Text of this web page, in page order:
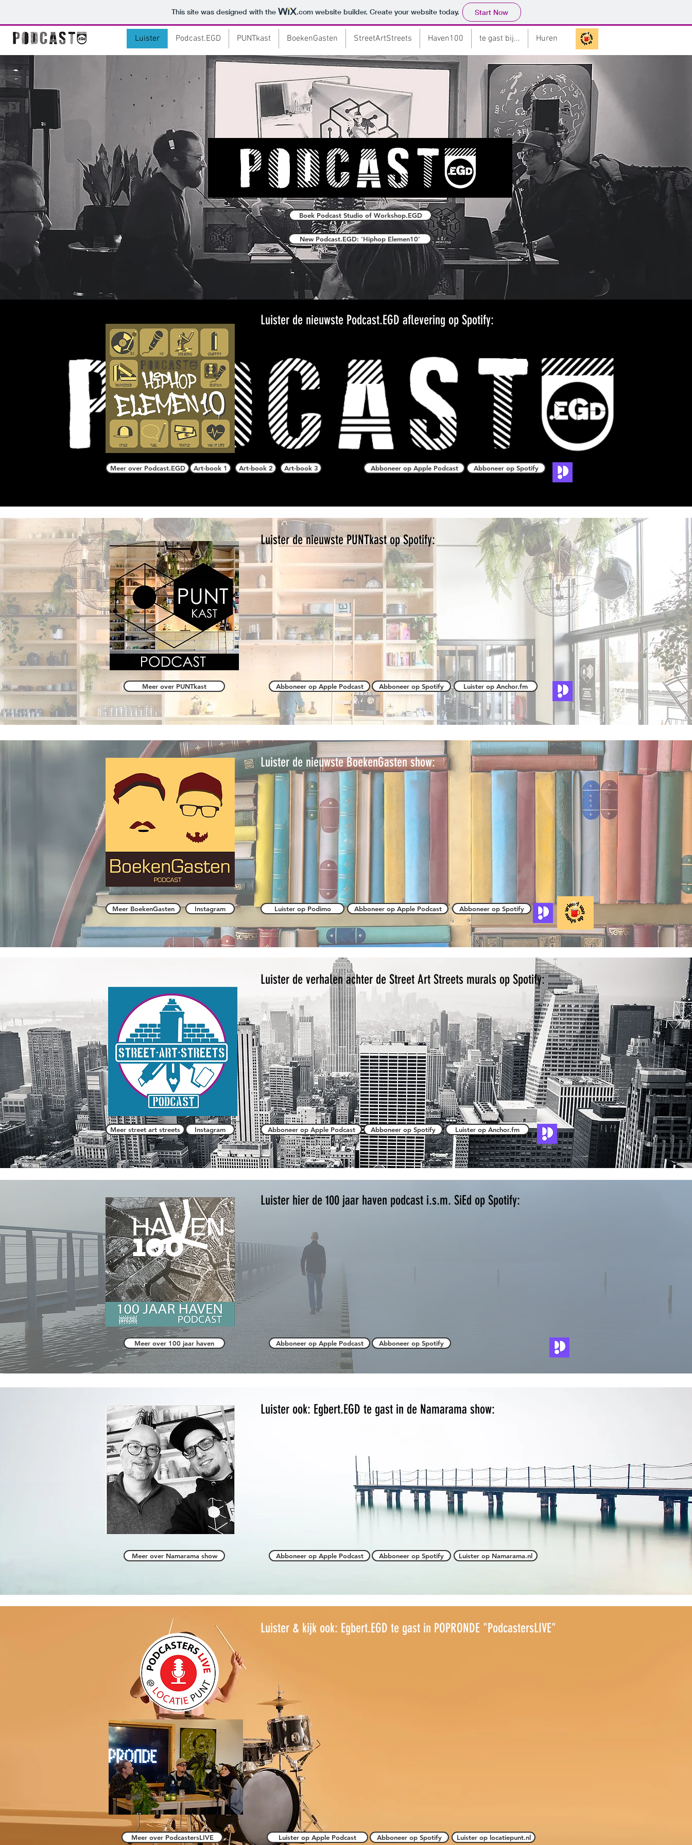
This site was designed with the .comwebsite builder. Create your website today. Start Now
Luister Podcast.EGD PUNTkast BoekenGasten StreetArtStreets Haven100 te gast bij... Huren
Boek Podcast Studio of Workshop.EGD
New Podcast.EGD: 'Hiphop Elemen10'
Meer over Podcast.EGD Art-book 1
Luister de nieuwste Podcast.EGD aflevering op Spotify:
Art-book 2 Art-book 3 Abboneer op Apple Podcast Abboneer op Spotify
Meer over PUNTkast
Luister de nieuwste PUNTkast op Spotify:
Abboneer op Apple Podcast Abboneer op Spotify Luister op Anchor.fm
Meer BoekenGasten Instagram
Luister de nieuwste BoekenGasten show:
Luister op Podimo Abboneer op Apple Podcast Abboneer op Spotify
Luister de verhalen achter de Street Art Streets murals op Spotify:
Meer street art streets Instagram Abboneer op Apple Podcast Abboneer op Spotify Luister op Anchor.fm
Meer over 100 jaar haven
Luister hier de 100 jaar haven podcast i.s.m. SiEd op Spotify:
Abboneer op Apple Podcast Abboneer op Spotify
Meer over Namarama show
Luister ook: Egbert.EGD te gast in de Namarama show:
Abboneer op Apple Podcast Abboneer op Spotify Luister op Namarama.nl
Meer over PodcastersLIVE
Luister & kijk ook: Egbert.EGD te gast in POPRONDE "PodcastersLIVE"
Luister op Apple Podcast Abboneer op Spotify Luister op locatiepunt.nl